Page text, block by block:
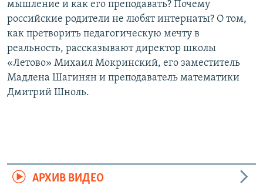
мышление и как его преподавать? Почему
российские родители не любят интернаты? О том,
как претворить педагогическую мечту в
реальность, рассказывают директор школы
«Летово» Михаил Мокринский, его заместитель
Мадлена Шагинян и преподаватель математики
Дмитрий Шноль.
АРХИВ ВИДЕО